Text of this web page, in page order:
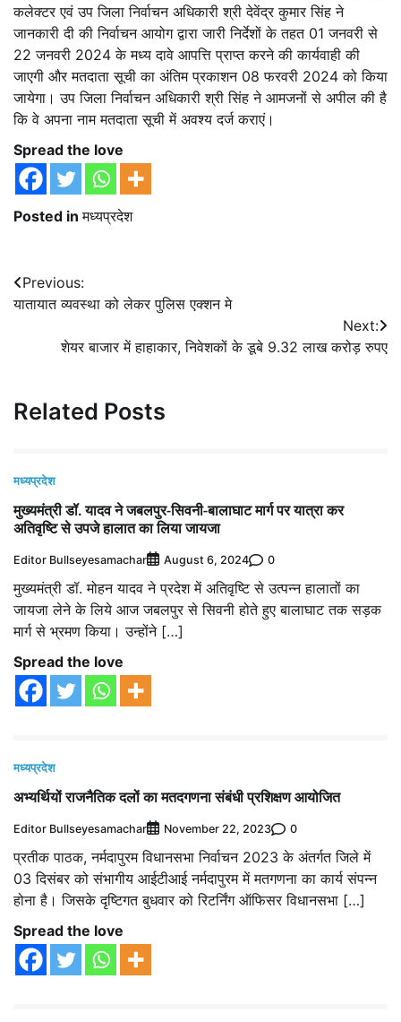
कलेक्टर एवं उप जिला निर्वाचन अधिकारी श्री देवेंद्र कुमार सिंह ने
जानकारी दी की निर्वाचन आयोग द्वारा जारी निर्देशों के तहत 01 जनवरी से
22 जनवरी 2024 के मध्य दावे आपत्ति प्राप्त करने की कार्यवाही की
जाएगी और मतदाता सूची का अंतिम प्रकाशन 08 फरवरी 2024 को किया
जायेगा। उप जिला निर्वाचन अधिकारी श्री सिंह ने आमजनों से अपील की है
कि वे अपना नाम मतदाता सूची में अवश्य दर्ज कराएं।
Spread the love
Posted inमध्यप्रदेश
Post
navigation
Previous:
यातायात व्यवस्था को लेकर पुलिस एक्शन मे
Next:
शेयर बाजार में हाहाकार, निवेशकों के डूबे 9.32 लाख करोड़ रुपए
Related Posts
मध्यप्रदेश
मुख्यमंत्री डॉ. यादव ने जबलपुर-सिवनी-बालाघाट मार्ग पर यात्रा कर
अतिवृष्टि से उपजे हालात का लिया जायजा
Editor Bullseyesamachar August 6, 2024 0
मुख्यमंत्री डॉ. मोहन यादव ने प्रदेश में अतिवृष्टि से उत्पन्न हालातों का
जायजा लेने के लिये आज जबलपुर से सिवनी होते हुए बालाघाट तक सड़क
मार्ग से भ्रमण किया। उन्होंने […]
Spread the love
मध्यप्रदेश
अभ्यर्थियों राजनैतिक दलों का मतदगणना संबंधी प्रशिक्षण आयोजित
Editor Bullseyesamachar November 22, 2023 0
प्रतीक पाठक, नर्मदापुरम विधानसभा निर्वाचन 2023 के अंतर्गत जिले में
03 दिसंबर को संभागीय आईटीआई नर्मदापुरम में मतगणना का कार्य संपन्न
होना है। जिसके दृष्टिगत बुधवार को रिटर्निंग ऑफिसर विधानसभा […]
Spread the love